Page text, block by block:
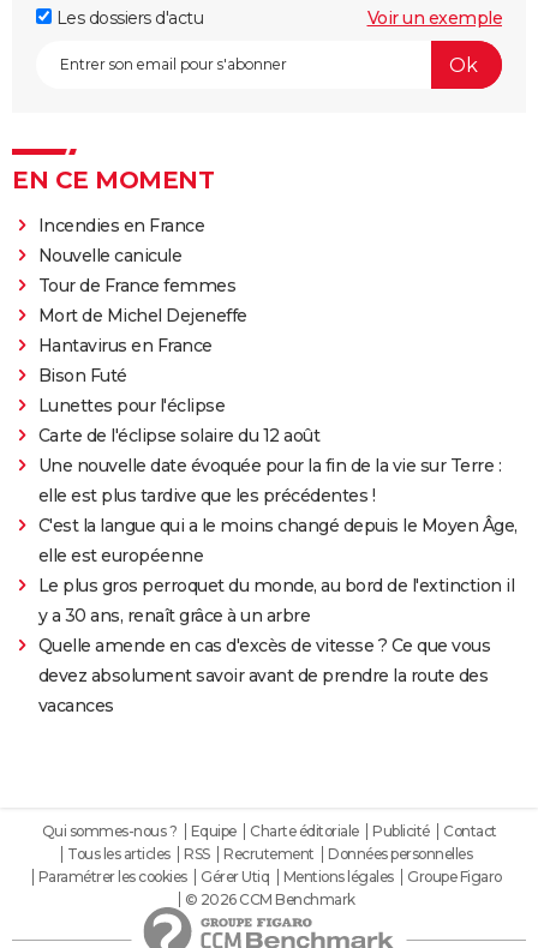
Les dossiers d'actu
Voir un exemple
EN CE MOMENT
Incendies en France
Nouvelle canicule
Tour de France femmes
Mort de Michel Dejeneffe
Hantavirus en France
Bison Futé
Lunettes pour l'éclipse
Carte de l'éclipse solaire du 12 août
Une nouvelle date évoquée pour la fin de la vie sur Terre :
elle est plus tardive que les précédentes !
C'est la langue qui a le moins changé depuis le Moyen Âge,
elle est européenne
Le plus gros perroquet du monde, au bord de l'extinction il
y a 30 ans, renaît grâce à un arbre
Quelle amende en cas d'excès de vitesse ? Ce que vous
devez absolument savoir avant de prendre la route des
vacances
Qui sommes-nous ? Equipe Charte éditoriale Publicité
Contact
Tous les articles
RSS Recrutement
Données personnelles
Paramétrer les cookies
Gérer Utiq Mentions légales
Groupe Figaro
© 2026 CCM Benchmark